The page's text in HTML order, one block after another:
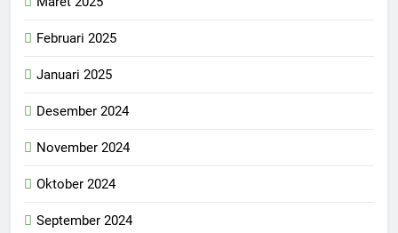
Februari 2025
Januari 2025
Desember 2024
November 2024
Oktober 2024
September 2024